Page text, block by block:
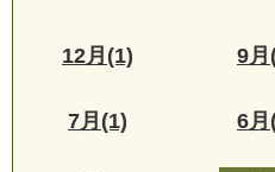
12月(1) 9月
7月(1) 6月